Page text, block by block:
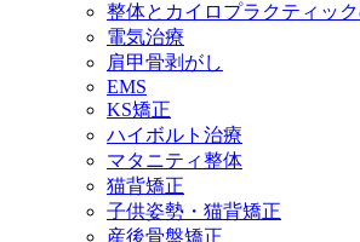
整体とカイロプラクティッ
電気治療
肩甲骨剥がし
EMS
KS矯正
ハイボルト治療
マタニティ整体
猫背矯正
子供姿勢・猫背矯正
産後骨盤矯正